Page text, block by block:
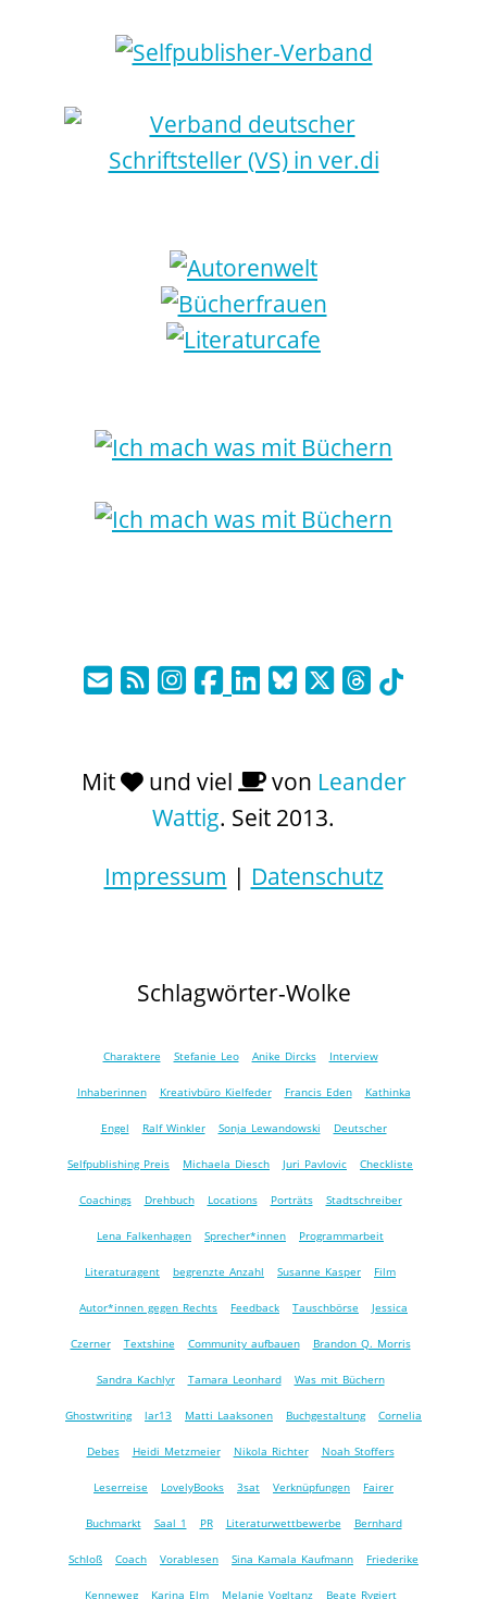
Mit und viel von Leander
Wattig. Seit 2013.
Impressum | Datenschutz
Schlagwörter-Wolke
Charaktere Stefanie Leo Anike Dircks Interview
Inhaberinnen Kreativbüro Kielfeder Francis Eden Kathinka
Engel Ralf Winkler Sonja Lewandowski Deutscher
Selfpublishing Preis Michaela Diesch Juri Pavlovic Checkliste
Coachings Drehbuch Locations Porträts Stadtschreiber
Lena Falkenhagen Sprecher*innen Programmarbeit
Literaturagent begrenzte Anzahl Susanne Kasper Film
Autor*innen gegen Rechts Feedback Tauschbörse Jessica
Czerner Textshine Community aufbauen Brandon Q. Morris
Sandra Kachlyr Tamara Leonhard Was mit Büchern
Ghostwriting lar13 Matti Laaksonen Buchgestaltung Cornelia
Debes Heidi Metzmeier Nikola Richter Noah Stoffers
Leserreise LovelyBooks 3sat Verknüpfungen Fairer
Buchmarkt Saal 1 PR Literaturwettbewerbe Bernhard
Schloß Coach Vorablesen Sina Kamala Kaufmann Friederike
Kenneweg Karina Elm Melanie Vogltanz Beate Rygiert